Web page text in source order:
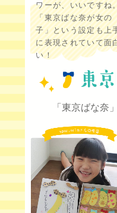
ワーが、いいですね
「東京ばな奈が女の
子」という設定も上
に表現されていて面
い！
「東京ばな奈